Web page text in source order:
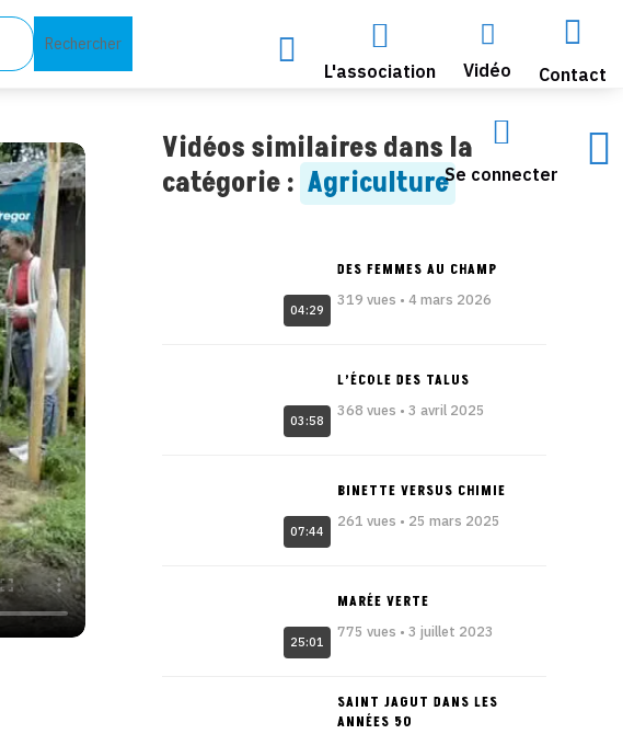
 
L'association

Vidéo

Contact

Se connecter

Vidéos similaires dans la
catégorie : Agriculture
04:29
DES FEMMES AU CHAMP
319 vues • 4 mars 2026
03:58
L’ÉCOLE DES TALUS
368 vues • 3 avril 2025
07:44
BINETTE VERSUS CHIMIE
261 vues • 25 mars 2025
25:01
MARÉE VERTE
775 vues • 3 juillet 2023
SAINT JAGUT DANS LES
ANNÉES 50